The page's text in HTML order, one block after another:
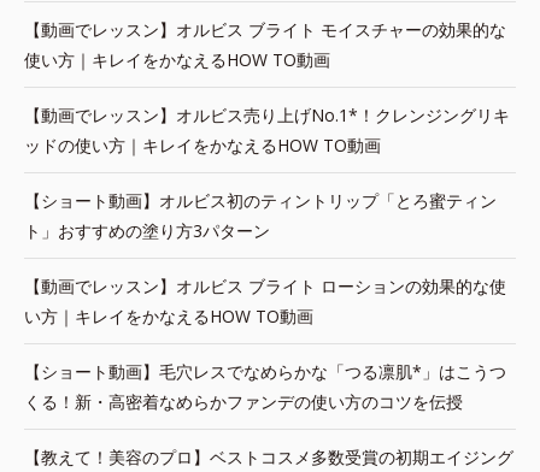
【動画でレッスン】オルビス ブライト モイスチャーの効果的な
使い方｜キレイをかなえるHOW TO動画
【動画でレッスン】オルビス売り上げNo.1*！クレンジングリキ
ッドの使い方｜キレイをかなえるHOW TO動画
【ショート動画】オルビス初のティントリップ「とろ蜜ティン
ト」おすすめの塗り方3パターン
【動画でレッスン】オルビス ブライト ローションの効果的な使
い方｜キレイをかなえるHOW TO動画
【ショート動画】毛穴レスでなめらかな「つる凛肌*」はこうつ
くる！新・高密着なめらかファンデの使い方のコツを伝授
【教えて！美容のプロ】ベストコスメ多数受賞の初期エイジング